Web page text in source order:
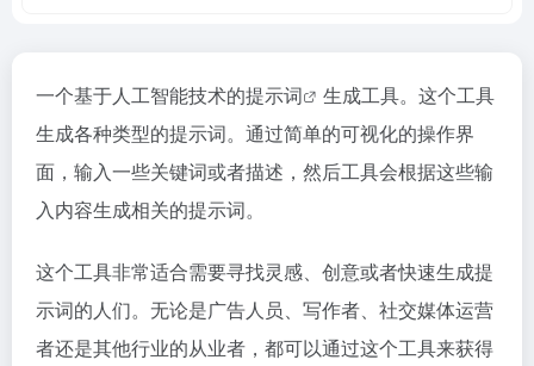
一个基于人工智能技术的提示词
生成工具。这个工具
生成各种类型的提示词。通过简单的可视化的操作界
面，输入一些关键词或者描述，然后工具会根据这些输
入内容生成相关的提示词。
这个工具非常适合需要寻找灵感、创意或者快速生成提
示词的人们。无论是广告人员、写作者、社交媒体运营
者还是其他行业的从业者，都可以通过这个工具来获得